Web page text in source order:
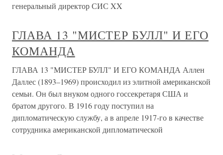
генеральный директор СИС XX
ГЛАВА 13 "МИСТЕР БУЛЛ" И ЕГО
КОМАНДА
ГЛАВА 13 "МИСТЕР БУЛЛ" И ЕГО КОМАНДА Аллен
Даллес (1893–1969) происходил из элитной американской
семьи. Он был внуком одного госсекретаря США и
братом другого. В 1916 году поступил на
дипломатическую службу, а в апреле 1917-го в качестве
сотрудника американской дипломатической